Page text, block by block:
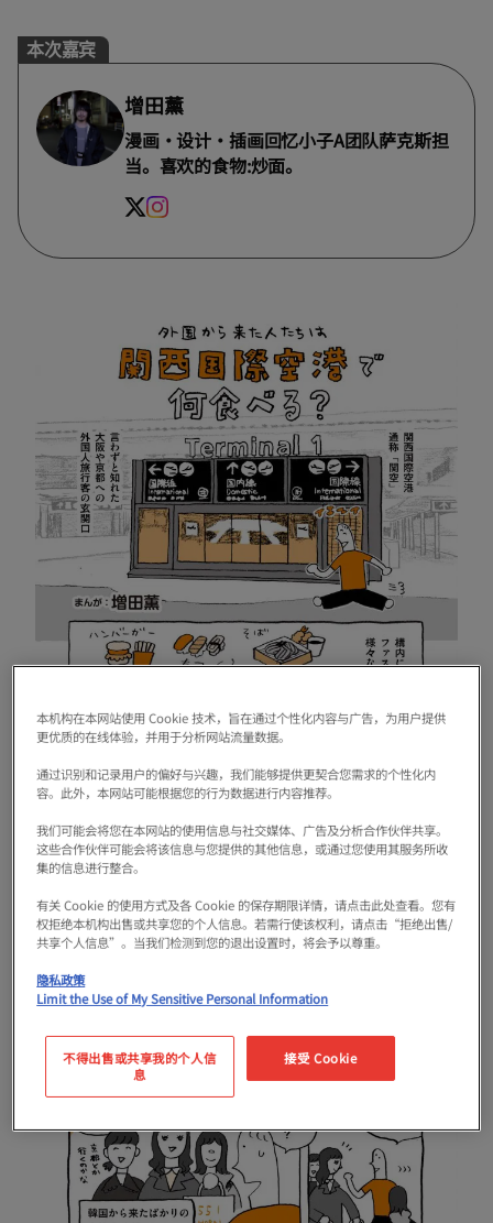
本次嘉宾
增田薰
漫画・设计・插画回忆小子A团队萨克斯担
当。喜欢的食物:炒面。
本机构在本网站使用 Cookie 技术，旨在通过个性化内容与广告，为用户提供
更优质的在线体验，并用于分析网站流量数据。
通过识别和记录用户的偏好与兴趣，我们能够提供更契合您需求的个性化内
容。此外，本网站可能根据您的行为数据进行内容推荐。
我们可能会将您在本网站的使用信息与社交媒体、广告及分析合作伙伴共享。
这些合作伙伴可能会将该信息与您提供的其他信息，或通过您使用其服务所收
集的信息进行整合。
有关 Cookie 的使用方式及各 Cookie 的保存期限详情，请点击此处查看。您有
权拒绝本机构出售或共享您的个人信息。若需行使该权利，请点击“拒绝出售/
共享个人信息”。当我们检测到您的退出设置时，将会予以尊重。
隐私政策
Limit the Use of My Sensitive Personal Information
不得出售或共享我的个人信
息
接受 Cookie